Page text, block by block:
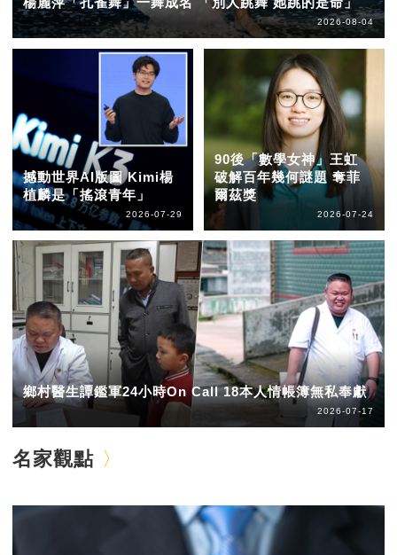
2026-08-04
撼動世界AI版圖 Kimi楊
植麟是「搖滾青年」
2026-07-29
90後「數學女神」王虹
破解百年幾何謎題 奪菲
爾茲獎
2026-07-24
鄉村醫生譚鑑軍24小時On Call 18本人情帳簿無私奉獻
2026-07-17
名家觀點